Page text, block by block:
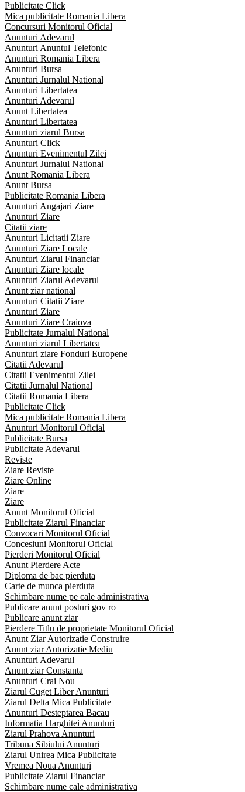
Publicitate Click
Mica publicitate Romania Libera
Concursuri Monitorul Oficial
Anunturi Adevarul
Anunturi Anuntul Telefonic
Anunturi Romania Libera
Anunturi Bursa
Anunturi Jurnalul National
Anunturi Libertatea
Anunturi Adevarul
Anunt Libertatea
Anunturi Libertatea
Anunturi ziarul Bursa
Anunturi Click
Anunturi Evenimentul Zilei
Anunturi Jurnalul National
Anunt Romania Libera
Anunt Bursa
Publicitate Romania Libera
Anunturi Angajari Ziare
Anunturi Ziare
Citatii ziare
Anunturi Licitatii Ziare
Anunturi Ziare Locale
Anunturi Ziarul Financiar
Anunturi Ziare locale
Anunturi Ziarul Adevarul
Anunt ziar national
Anunturi Citatii Ziare
Anunturi Ziare
Anunturi Ziare Craiova
Publicitate Jurnalul National
Anunturi ziarul Libertatea
Anunturi ziare Fonduri Europene
Citatii Adevarul
Citatii Evenimentul Zilei
Citatii Jurnalul National
Citatii Romania Libera
Publicitate Click
Mica publicitate Romania Libera
Anunturi Monitorul Oficial
Publicitate Bursa
Publicitate Adevarul
Reviste
Ziare Reviste
Ziare Online
Ziare
Ziare
Anunt Monitorul Oficial
Publicitate Ziarul Financiar
Convocari Monitorul Oficial
Concesiuni Monitorul Oficial
Pierderi Monitorul Oficial
Anunt Pierdere Acte
Diploma de bac pierduta
Carte de munca pierduta
Schimbare nume pe cale administrativa
Publicare anunt posturi gov ro
Publicare anunt ziar
Pierdere Titlu de proprietate Monitorul Oficial
Anunt Ziar Autorizatie Construire
Anunt ziar Autorizatie Mediu
Anunturi Adevarul
Anunt ziar Constanta
Anunturi Crai Nou
Ziarul Cuget Liber Anunturi
Ziarul Delta Mica Publicitate
Anunturi Desteptarea Bacau
Informatia Harghitei Anunturi
Ziarul Prahova Anunturi
Tribuna Sibiului Anunturi
Ziarul Unirea Mica Publicitate
Vremea Noua Anunturi
Publicitate Ziarul Financiar
Schimbare nume cale administrativa